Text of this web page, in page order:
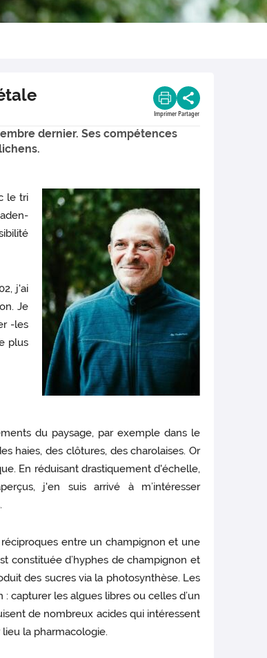
Imprimer Partager
dernier. Ses compétences
le tri
j'ai
Je
-les
plus
du paysage, par exemple dans le
haies, des clôtures, des charolaises. Or
En réduisant drastiquement d'échelle,
j'en suis arrivé à m’intéresser
entre un champignon et une
constituée d’hyphes de champignon et
des sucres via la photosynthèse. Les
capturer les algues libres ou celles d’un
de nombreux acides qui intéressent
la pharmacologie.